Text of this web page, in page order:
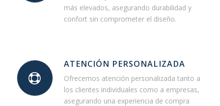
más elevados, asegurando durabilidad y
confort sin comprometer el diseño.
ATENCIÓN PERSONALIZADA
Ofrecemos atención personalizada tanto a
los clientes individuales como a empresas,
asegurando una experiencia de compra